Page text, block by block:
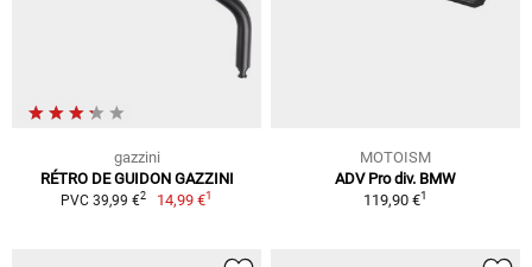
gazzini
RÉTRO DE GUIDON GAZZINI
PVC 39,99 €2 14,99 €1
MOTOISM
ADV Pro div. BMW
119,90 €1